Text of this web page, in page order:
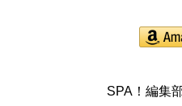
SPA！編集